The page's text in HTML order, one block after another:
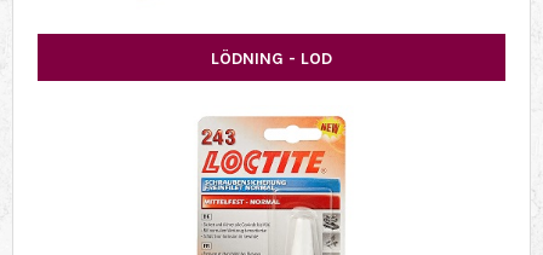
LÖDNING - LOD